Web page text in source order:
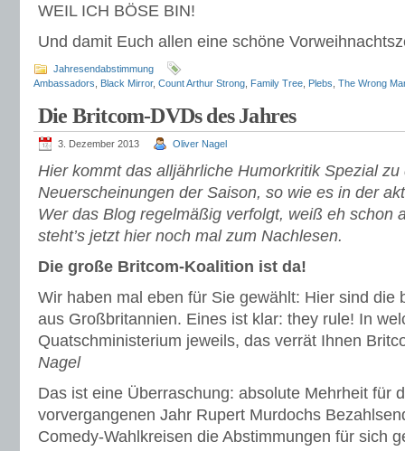
WEIL ICH BÖSE BIN!
Und damit Euch allen eine schöne
Jahresendabstimmung
Ambassadors
Black Mirror, Count Arthur Strong Family Tree Plebs The Wrong
Die Britcom-DVDs des Jahres
3. Dezember 2013 Oliver Nagel
Hier kommt das alljährliche Humorkritik Spezial zu
Neuerscheinungen der Saison, so wie es in der
Wer das Blog regelmäßig verfolgt, weiß eh schon
steht’s jetzt hier noch mal zum Nachlesen.
Die große Britcom-Koalition ist da!
Wir haben mal eben für Sie gewählt: Hier sind die
aus Großbritannien. Eines ist klar: they rule! In
Quatschministerium jeweils, das verrät Ihnen
Nagel
Das ist eine Überraschung: absolute Mehrheit für
vorvergangenen Jahr Rupert Murdochs
Comedy-Wahlkreisen die Abstimmungen für sich